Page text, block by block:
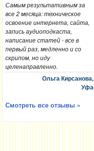
Самым результативным за
все 2 месяца: техническое
освоение интернета, сайта,
запись аудиоподкаста,
написание статей - все в
первый раз, медленно и со
скрипом, но иду
целенаправленно.
Ольга Кирсанова,
Уфа
Смотреть все отзывы »